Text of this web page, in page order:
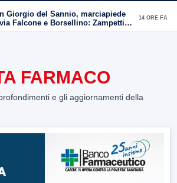
Giorgio del Sannio, marciapiede
Falcone e Borsellino: Zampetti e
replicano alle polemiche
14 ORE FA
FARMACO
e gli aggiornamenti della